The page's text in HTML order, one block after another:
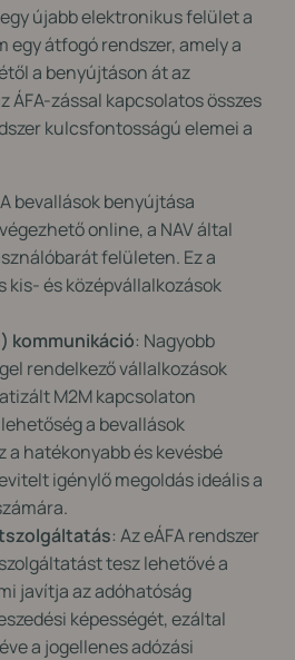
újabb elektronikus felület a
egy átfogó rendszer, amely a
a benyújtáson át az
ÁFA-zással kapcsolatos összes
kulcsfontosságú elemei a
bevallások benyújtása
online, a NAV által
felületen. Ez a
kis- és középvállalkozások
kommunikáció: Nagyobb
rendelkező vállalkozások
M2M kapcsolaton
a bevallások
a hatékonyabb és kevésbé
igénylő megoldás ideális a
: Az eÁFA rendszer
tesz lehetővé a
javítja az adóhatóság
képességét, ezáltal
a jogellenes adózási